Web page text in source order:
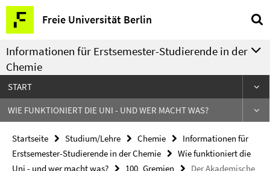
Springe
direkt
zu
Inhalt
Freie Universität Berlin
Service-
Navigation
Informationen für Erstsemester-Studierende in der
Chemie
START
WIE FUNKTIONIERT DIE UNI - UND WER MACHT WAS?
Startseite Studium/Lehre Chemie
Informationen für
Erstsemester-Studierende in der Chemie
Wie funktioniert die
Uni - und wer macht was?
100_Gremien
Der Akademische